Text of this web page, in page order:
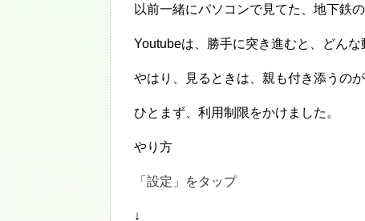
以前一緒にパソコンで見てた、地下鉄
Youtubeは、勝手に突き進むと、どん
やはり、見るときは、親も付き添うの
ひとまず、利用制限をかけました。
やり方
「設定」をタップ
↓